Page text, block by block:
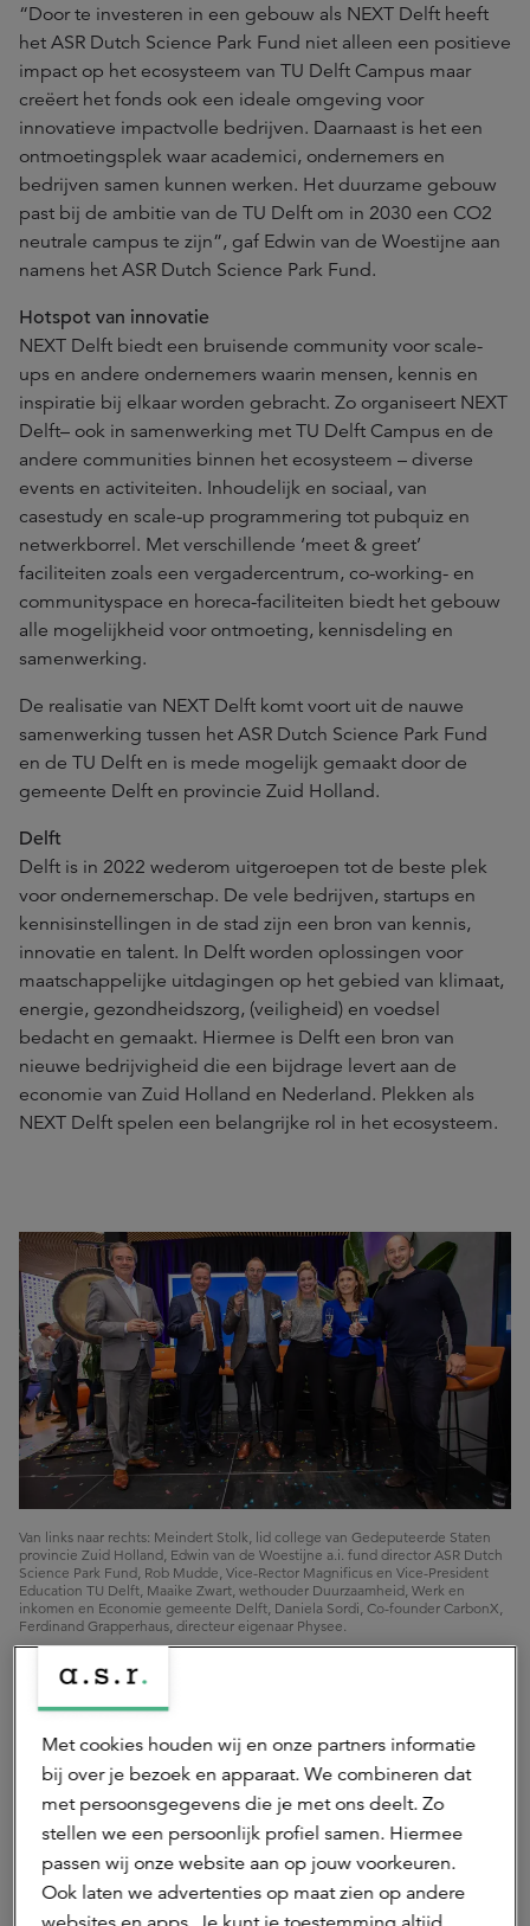
“Door te investeren in een gebouw als NEXT Delft heeft
het ASR Dutch Science Park Fund niet alleen een positieve
impact op het ecosysteem van TU Delft Campus maar
creëert het fonds ook een ideale omgeving voor
innovatieve impactvolle bedrijven. Daarnaast is het een
ontmoetingsplek waar academici, ondernemers en
bedrijven samen kunnen werken. Het duurzame gebouw
past bij de ambitie van de TU Delft om in 2030 een CO2
neutrale campus te zijn”, gaf Edwin van de Woestijne aan
namens het ASR Dutch Science Park Fund.
Hotspot van innovatie
NEXT Delft biedt een bruisende community voor scale-
ups en andere ondernemers waarin mensen, kennis en
inspiratie bij elkaar worden gebracht. Zo organiseert NEXT
Delft– ook in samenwerking met TU Delft Campus en de
andere communities binnen het ecosysteem – diverse
events en activiteiten. Inhoudelijk en sociaal, van
casestudy en scale-up programmering tot pubquiz en
netwerkborrel. Met verschillende ‘meet & greet’
faciliteiten zoals een vergadercentrum, co-working- en
communityspace en horeca-faciliteiten biedt het gebouw
alle mogelijkheid voor ontmoeting, kennisdeling en
samenwerking.
De realisatie van NEXT Delft komt voort uit de nauwe
samenwerking tussen het ASR Dutch Science Park Fund
en de TU Delft en is mede mogelijk gemaakt door de
gemeente Delft en provincie Zuid Holland.
Delft
Delft is in 2022 wederom uitgeroepen tot de beste plek
voor ondernemerschap. De vele bedrijven, startups en
kennisinstellingen in de stad zijn een bron van kennis,
innovatie en talent. In Delft worden oplossingen voor
maatschappelijke uitdagingen op het gebied van klimaat,
energie, gezondheidszorg, (veiligheid) en voedsel
bedacht en gemaakt. Hiermee is Delft een bron van
nieuwe bedrijvigheid die een bijdrage levert aan de
economie van Zuid Holland en Nederland. Plekken als
NEXT Delft spelen een belangrijke rol in het ecosysteem.
Van links naar rechts: Meindert Stolk, lid college van Gedeputeerde Staten
provincie Zuid Holland, Edwin van de Woestijne a.i. fund director ASR Dutch
Science Park Fund, Rob Mudde, Vice-Rector Magnificus en Vice-President
Education TU Delft, Maaike Zwart, wethouder Duurzaamheid, Werk en
inkomen en Economie gemeente Delft, Daniela Sordi, Co-founder CarbonX,
Ferdinand Grapperhaus, directeur eigenaar Physee.
Met cookies houden wij en onze partners informatie
bij over je bezoek en apparaat. We combineren dat
met persoonsgegevens die je met ons deelt. Zo
stellen we een persoonlijk profiel samen. Hiermee
passen wij onze website aan op jouw voorkeuren.
Ook laten we advertenties op maat zien op andere